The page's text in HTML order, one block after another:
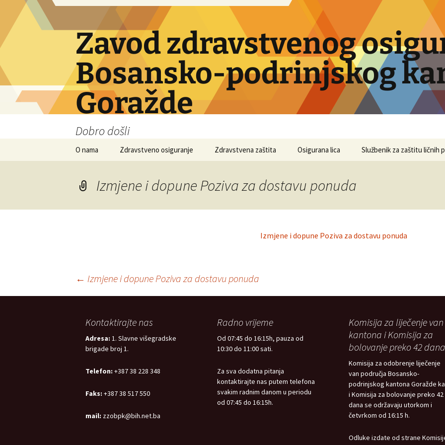
content
Zavod zdravstvenog
Bosansko-podrinjskog
Goražde
Dobro došli
O nama Zdravstveno osiguranje
Dobrovoljno osiguranje
Zdravstvena zaštita Osigurana lica Službenik za zaštitu ličnih
Izmjene i dopune Poziva za dostavu ponuda
Izmjene i dopune Poziva za dostavu ponuda
navigation
← Izmjene i dopune Poziva za dostavu ponuda
Kontaktirajte nas
Adresa: 1. Slavne višegradske
brigade broj 1.
Telefon: +387 38 228 348
Faks: +387 38 517 550
mail: zzobpk@bih.net.ba
Radno vrijeme
Od 07:45 do 16:15h, pauza od
10:30 do 11:00 sati.
Za sva dodatna pitanja
kontaktirajte nas putem telefona
svakim radnim danom u periodu
od 07:45 do 16:15h.
Komisija za liječenje van
kantona i Komisija za
bolovanje preko 42 dana
Komisija za odobrenje liječenje
van područja Bosansko-
podrinjskog kantona Goražde
i Komisija za bolovanje preko 42
dana se održavaju utorkom i
četvrkom od 16:15 h.
Odluke izdate od strane